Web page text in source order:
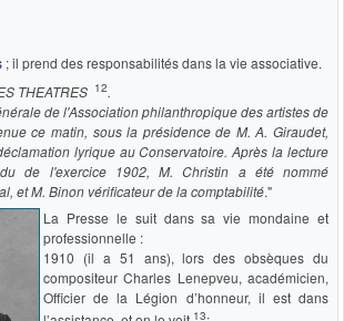
; il prend des responsabilités dans la vie associative.
THEATRES 12.
de l'Association philanthropique des artistes de
ce matin, sous la présidence de M. A. Giraudet,
lyrique au Conservatoire. Après la lecture
de l'exercice 1902, M. Christin a été nommé
et M. Binon vérificateur de la comptabilité."
La Presse le suit dans sa vie mondaine et
professionnelle :
1910 (il a 51 ans), lors des obsèques du
compositeur Charles Lenepveu, académicien,
Officier de la Légion d’honneur, il est dans
13